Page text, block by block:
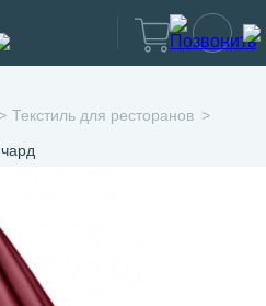
Текстиль для ресторанов